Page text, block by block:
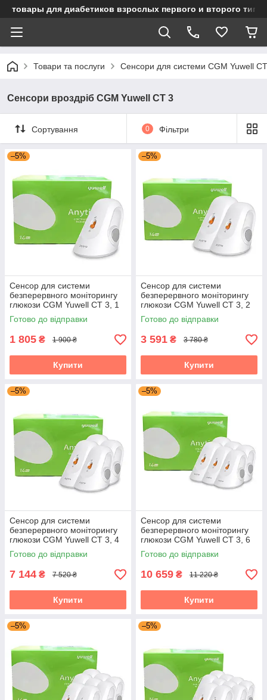
товары для диабетиков взрослых первого и второго типа
Товари та послуги Сенсори для системи CGM Yuwell
Сенсори вроздріб CGM Yuwell CT 3
Сортування 0 Фільтри
–5%
Сенсор для системи
безперервного моніторингу
глюкози CGM Yuwell CT 3, 1
шт.
Готово до відправки
1 805 ₴ 1 900 ₴
Купити
–5%
Сенсор для системи
безперервного моніторингу
глюкози CGM Yuwell CT 3, 2
шт.
Готово до відправки
3 591 ₴ 3 780 ₴
Купити
–5%
Сенсор для системи
безперервного моніторингу
глюкози CGM Yuwell CT 3, 4
шт.
Готово до відправки
7 144 ₴ 7 520 ₴
Купити
–5%
Сенсор для системи
безперервного моніторингу
глюкози CGM Yuwell CT 3, 6
шт.
Готово до відправки
10 659 ₴ 11 220 ₴
Купити
–5% –5%